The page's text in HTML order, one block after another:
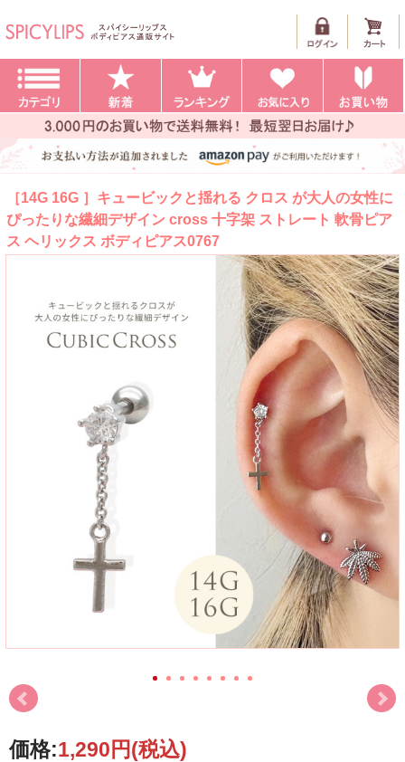
［14G 16G ］キュービックと揺れる クロス が大人の女性に
ぴったりな繊細デザイン cross 十字架 ストレート 軟骨ピア
ス ヘリックス ボディピアス0767
価格:1,290円(税込)